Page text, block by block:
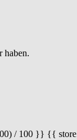
haben.
/ 100 }} {{